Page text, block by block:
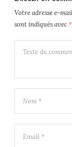
Votre adresse e-
sont indiqués avec*